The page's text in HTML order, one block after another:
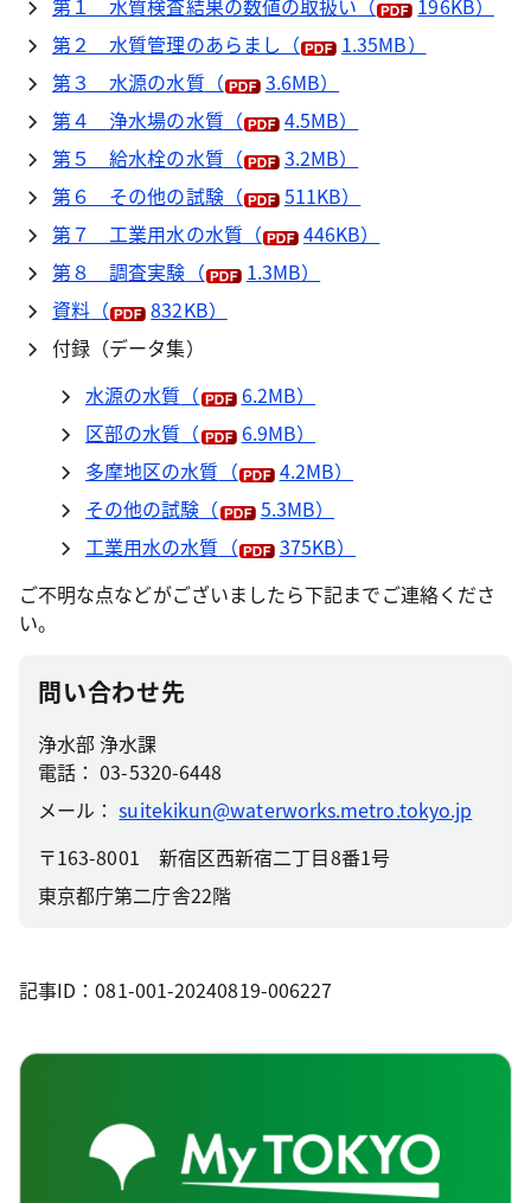
第１ 水質検査結果の数値の取扱い （
196KB）
第２ 水質管理のあらまし （
1.35MB）
第３ 水源の水質（
3.6MB）
第４ 浄水場の水質（
4.5MB）
第５ 給水栓の水質（
3.2MB）
第６ その他の試験（
511KB）
第７ 工業用水の水質（
446KB）
第８ 調査実験 （
1.3MB）
資料 （
832KB）
付録（データ集）
水源の水質 （
6.2MB）
区部の水質 （
6.9MB）
多摩地区の水質 （
4.2MB）
その他の試験 （
5.3MB）
工業用水の水質 （
375KB）
ご不明な点などがございましたら下記までご連絡くださ
い。
問い合わせ先
浄水部 浄水課
電話： 03-5320-6448
メール：suitekikun@waterworks.metro.tokyo.jp
〒163-8001 新宿区西新宿二丁目8番1号
東京都庁第二庁舎22階
記事ID：081-001-20240819-006227